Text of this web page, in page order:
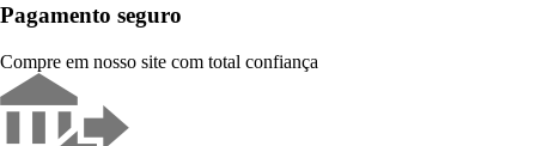
Pagamento seguro
Compre em nosso site com total confiança